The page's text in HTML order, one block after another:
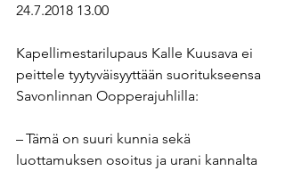
24.7.2018 13.00
Kapellimestarilupaus Kalle Kuusava ei
peittele tyytyväisyyttään suoritukseensa
Savonlinnan Oopperajuhlilla:
– Tämä on suuri kunnia sekä
luottamuksen osoitus ja urani kannalta